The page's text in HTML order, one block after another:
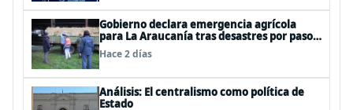
Gobierno declara emergencia agrícola
para La Araucanía tras desastres por pasos
de sistemas frontales
Hace 2 días
Análisis: El centralismo como política de
Estado